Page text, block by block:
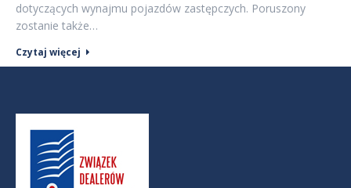
dotyczących wynajmu pojazdów zastępczych. Poruszony
zostanie także…
Czytaj więcej